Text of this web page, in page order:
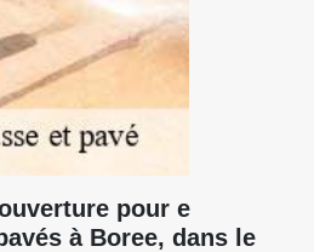
pour e
à Boree, dans le